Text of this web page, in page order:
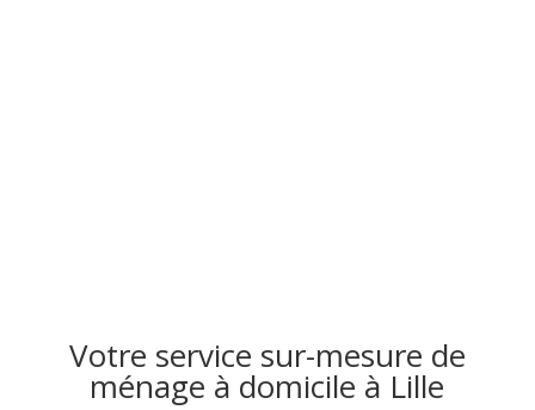
Votre service sur-mesure de
ménage à domicile à Lille